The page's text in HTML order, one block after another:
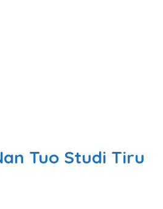
Tuo Studi Tiru